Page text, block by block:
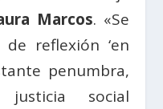
Marcos. «Se
reflexión ‘en
penumbra,
social